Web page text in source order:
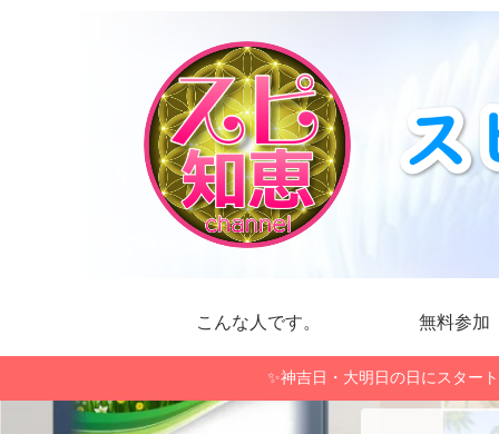
こんな人です。 無料参加
✨神吉日・大明日の日にスター